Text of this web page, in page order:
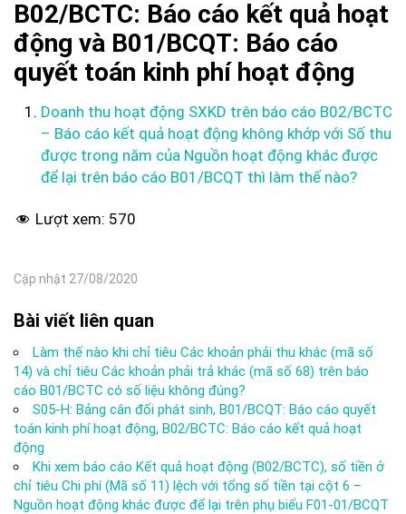
B02/BCTC: Báo cáo kết quả hoạt
động và B01/BCQT: Báo cáo
quyết toán kinh phí hoạt động
Doanh thu hoạt động SXKD trên báo cáo B02/BCTC
– Báo cáo kết quả hoạt động không khớp với Số thu
được trong năm của Nguồn hoạt động khác được
để lại trên báo cáo B01/BCQT thì làm thế nào?
Lượt xem: 570
Cập nhật 27/08/2020
Bài viết liên quan
Làm thế nào khi chỉ tiêu Các khoản phải thu khác (mã số
14) và chỉ tiêu Các khoản phải trả khác (mã số 68) trên báo
cáo B01/BCTC có số liệu không đúng?
S05-H: Bảng cân đối phát sinh, B01/BCQT: Báo cáo quyết
toán kinh phí hoạt động, B02/BCTC: Báo cáo kết quả hoạt
động
Khi xem báo cáo Kết quả hoạt động (B02/BCTC), số tiền ở
chỉ tiêu Chi phí (Mã số 11) lệch với tổng số tiền tại cột 6 –
Nguồn hoạt động khác được để lại trên phụ biểu F01-01/BCQT